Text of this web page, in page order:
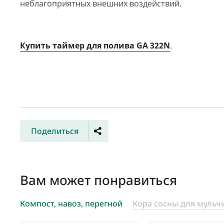
неблагоприятных внешних воздействий.
Купить таймер для полива GA 322N.
Поделиться
Вам может понравиться
Компост, навоз, перегной Кора сосны для